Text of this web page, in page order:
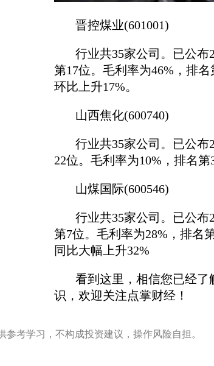
晋控煤业(601001)
行业共35家公司。已公布
第17位。毛利率为46%，排
环比上升17%。
山西焦化(600740)
行业共35家公司。已公布
22位。毛利率为10%，排名第
山煤国际(600546)
行业共35家公司。已公布
第7位。毛利率为28%，排名
同比大幅上升32%
看到这里，相信您已经了
识，欢迎关注点掌财经！
参考学习，不构成投资建议，操作风险自担。